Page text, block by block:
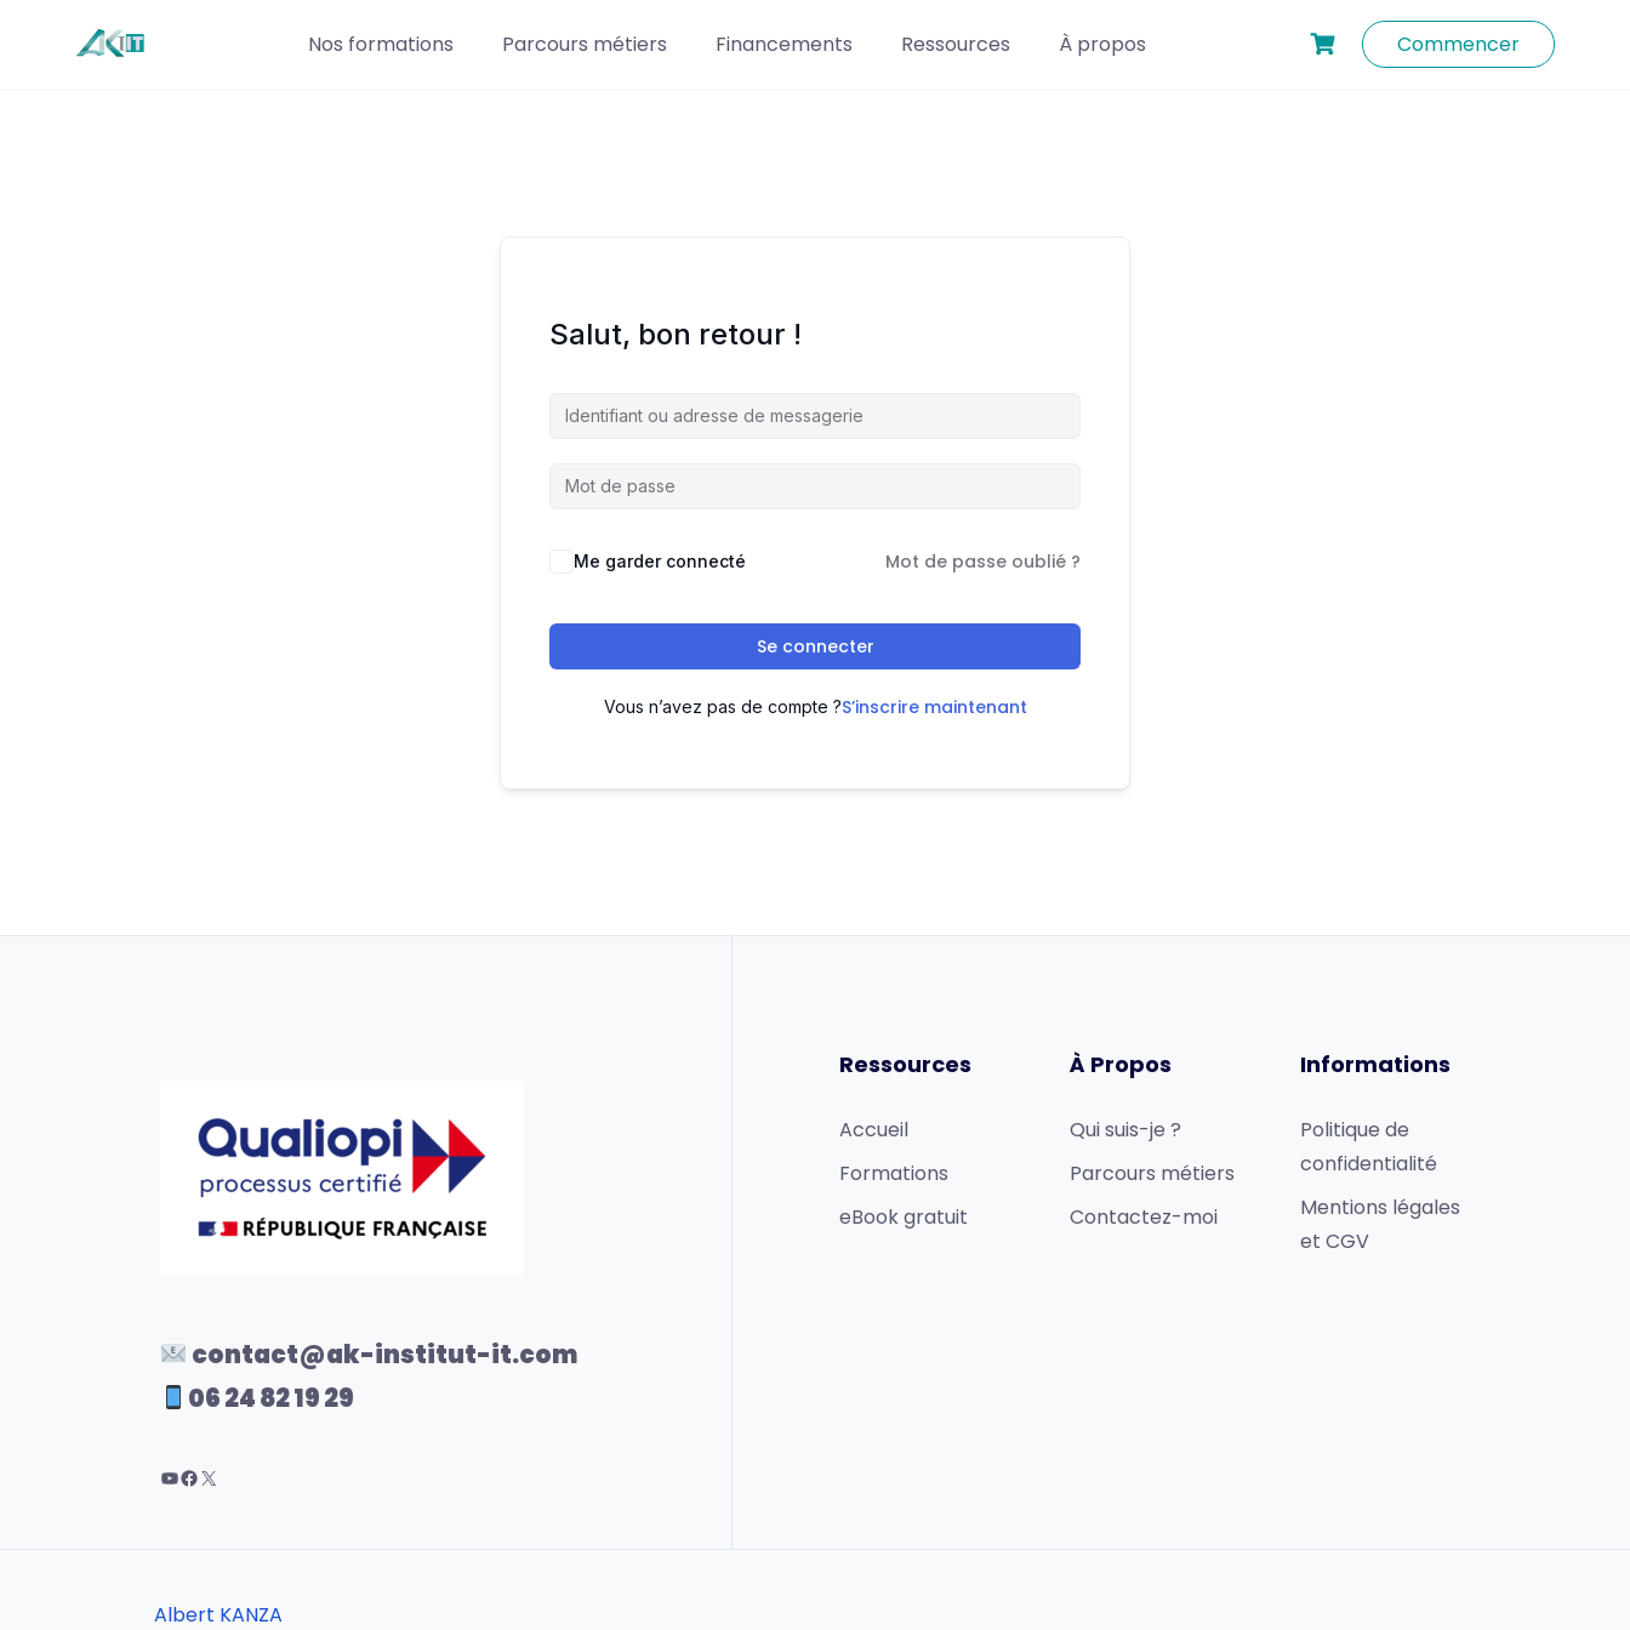
Nos formations Parcours métiers Financements Ressources À propos Commencer
Salut, bon retour !
Me garder connecté Mot de passe oublié ?
Se connecter
Vous n’avez pas de compte ?S’inscrire maintenant
contact@ak-institut-it.com
06 24 82 19 29
Ressources
Accueil
Formations
eBook gratuit
À Propos
Qui suis-je ?
Parcours métiers
Contactez-moi
Informations
Politique de
confidentialité
Mentions légales
et CGV
Albert KANZA